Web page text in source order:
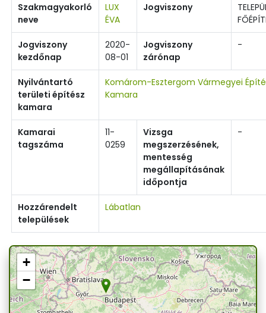
Szakmagyakorló
neve
LUX
ÉVA
Jogviszony
Jogviszony
kezdőnap
2020-
08-01
Jogviszony
zárónap
-
Nyilvántartó
területi építész
kamara
Komárom-Esztergom Vármegyei
Kamara
Kamarai
tagszáma
11-
0259
Vizsga
megszerzésének,
mentesség
megállapításának
időpontja
-
Hozzárendelt
települések
Lábatlan
+
−